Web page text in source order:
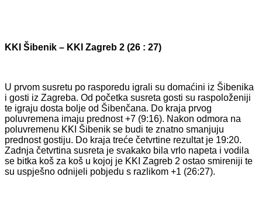
KKI Šibenik – KKI Zagreb 2 (26 : 27)
U prvom susretu po rasporedu igrali su domaćini iz Šibenika
i gosti iz Zagreba. Od početka susreta gosti su raspoloženiji
te igraju dosta bolje od Šibenčana. Do kraja prvog
poluvremena imaju prednost +7 (9:16). Nakon odmora na
poluvremenu KKI Šibenik se budi te znatno smanjuju
prednost gostiju. Do kraja treće četvrtine rezultat je 19:20.
Zadnja četvrtina susreta je svakako bila vrlo napeta i vodila
se bitka koš za koš u kojoj je KKI Zagreb 2 ostao smireniji te
su uspješno odnijeli pobjedu s razlikom +1 (26:27).